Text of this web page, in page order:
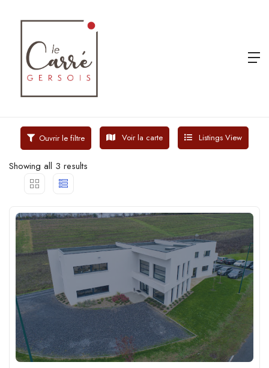
Ouvrir le filtre Voir la carte Listings View
Showing all 3 results